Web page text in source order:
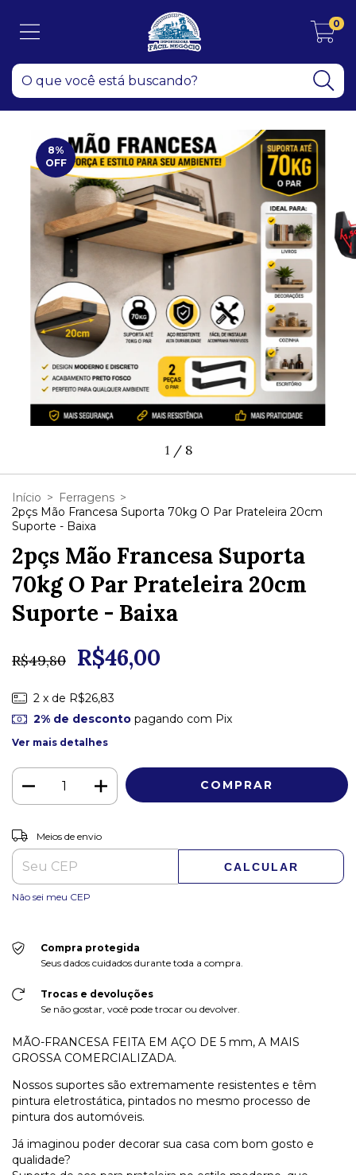
0
8%
OFF
1 / 8
Início > Ferragens >
2pçs Mão Francesa Suporta 70kg O Par Prateleira 20cm
Suporte - Baixa
2pçs Mão Francesa Suporta
70kg O Par Prateleira 20cm
Suporte - Baixa
R$49,80 R$46,00
2 x de R$26,83
2% de descontopagando com Pix
Ver mais detalhes
Entregas para o CEP:
Meios de envio
CALCULAR
Não sei meu CEP
Compra protegida
Seus dados cuidados durante toda a compra.
Trocas e devoluções
Se não gostar, você pode trocar ou devolver.
MÃO-FRANCESA FEITA EM AÇO DE 5 mm, A MAIS
GROSSA COMERCIALIZADA.
Nossos suportes são extremamente resistentes e têm
pintura eletrostática, pintados no mesmo processo de
pintura dos automóveis.
Já imaginou poder decorar sua casa com bom gosto e
qualidade?